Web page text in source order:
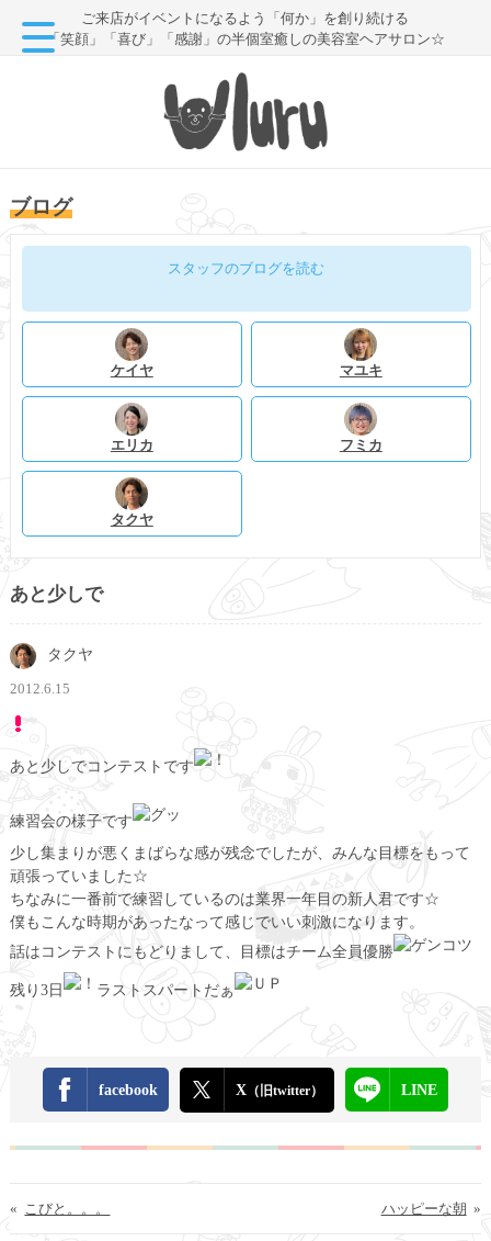
ご来店がイベントになるよう「何か」を創り続ける
「笑顔」「喜び」「感謝」の半個室癒しの美容室ヘアサロン☆
ブログ
スタッフのブログを読む
ケイヤ マユキ
エリカ フミカ
タクヤ
あと少しで
タクヤ
2012.6.15
あと少しでコンテストです
練習会の様子です
少し集まりが悪くまばらな感が残念でしたが、みんな目標をもって
頑張っていました☆
ちなみに一番前で練習しているのは業界一年目の新人君です☆
僕もこんな時期があったなって感じでいい刺激になります。
話はコンテストにもどりまして、目標はチーム全員優勝
残り3日 ラストスパートだぁ
facebook X（旧twitter） LINE
« こびと。。。 »
ハッピーな朝